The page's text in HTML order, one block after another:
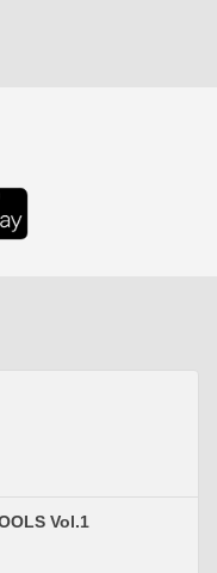
Vol.1